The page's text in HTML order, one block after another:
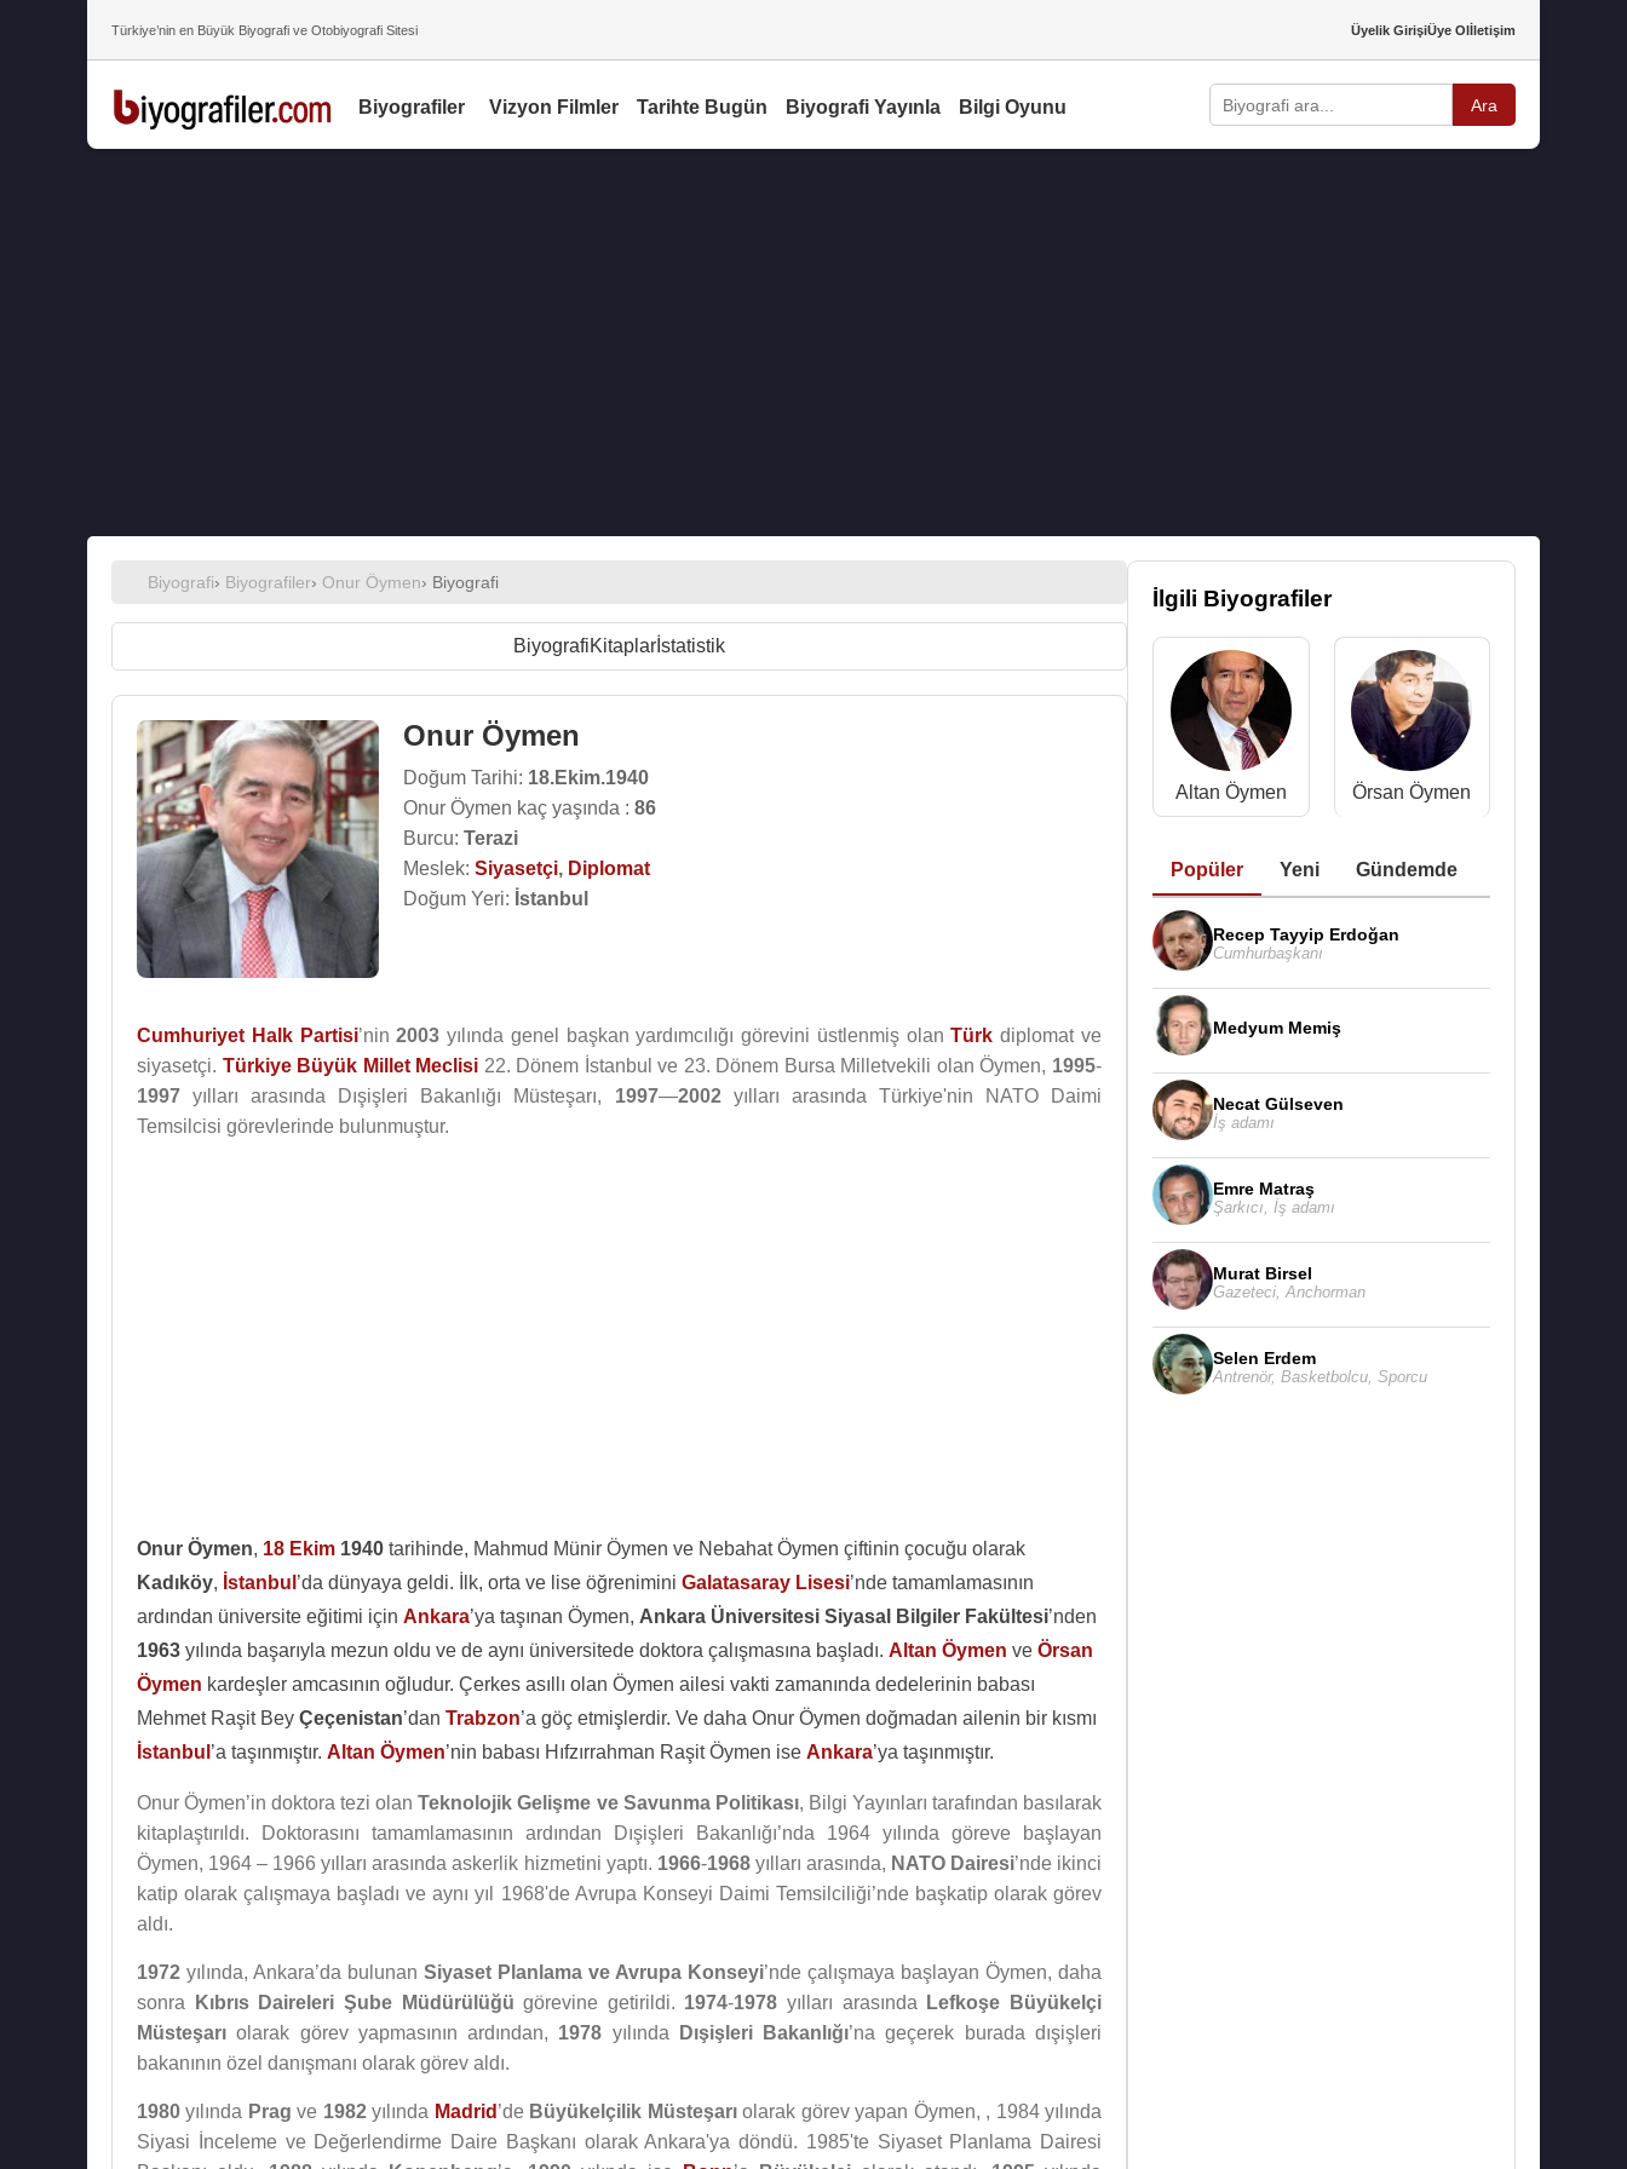
Türkiye’nin en Büyük Biyografi ve Otobiyografi Sitesi Üyelik GirişiÜye Olİletişim
Biyografiler Vizyon Filmler Tarihte Bugün Biyografi Yayınla Bilgi Oyunu Ara
Biyografi› Biyografiler› Onur Öymen› Biyografi
BiyografiKitaplar İstatistik
Onur Öymen
Doğum Tarihi: 18.Ekim.1940
Onur Öymen kaç yaşında : 86
Burcu: Terazi
Meslek: Siyasetçi, Diplomat
Doğum Yeri: İstanbul
Cumhuriyet Halk Partisi’nin2003 yılında genel başkan yardımcılığı görevini üstlenmiş olanTürk diplomat ve
siyasetçi. Türkiye Büyük Millet Meclisi 22. Dönem İstanbul ve 23. Dönem Bursa Milletvekili olan Öymen, 1995-
1997 yılları arasında Dışişleri Bakanlığı Müsteşarı, 1997—2002yılları arasında Türkiye'nin NATO Daimi
Temsilcisi görevlerinde bulunmuştur.
Onur Öymen, 18 Ekim 1940 tarihinde, Mahmud Münir Öymen ve Nebahat Öymen çiftinin çocuğu olarak
Kadıköy, İstanbul ’da dünyaya geldi. İlk, orta ve lise öğrenimini Galatasaray Lisesi’nde tamamlamasının
ardından üniversite eğitimi için Ankara’ya taşınan Öymen, Ankara Üniversitesi Siyasal Bilgiler Fakültesi’nden
1963 yılında başarıyla mezun oldu ve de aynı üniversitede doktora çalışmasına başladı. Altan Öymen ve Örsan
Öymen kardeşler amcasının oğludur. Çerkes asıllı olan Öymen ailesi vakti zamanında dedelerinin babası
Mehmet Raşit Bey Çeçenistan’dan Trabzon’a göç etmişlerdir. Ve daha Onur Öymen doğmadan ailenin bir kısmı
İstanbul ’a taşınmıştır. Altan Öymen’nin babası Hıfzırrahman Raşit Öymen ise Ankara’ya taşınmıştır.
Onur Öymen’in doktora tezi olanTeknolojik Gelişme ve Savunma Politikası, Bilgi Yayınları tarafından basılarak
kitaplaştırıldı. Doktorasını tamamlamasının ardından Dışişleri Bakanlığı’nda 1964 yılında göreve başlayan
Öymen, 1964 – 1966 yılları arasında askerlik hizmetini yaptı. 1966-1968yılları arasında, NATO Dairesi’nde ikinci
katip olarak çalışmaya başladı ve aynı yıl 1968'de Avrupa Konseyi Daimi Temsilciliği’nde başkatip olarak görev
aldı.
1972 yılında, Ankara’da bulunan Siyaset Planlama ve Avrupa Konseyi’nde çalışmaya başlayan Öymen, daha
sonra
Kıbrıs Daireleri Şube Müdürülüğü görevine getirildi. 1974-1978 yılları arasında
Lefkoşe Büyükelçi
Müsteşarı olarak görev yapmasının ardından, 1978 yılında Dışişleri Bakanlığı’na geçerek burada dışişleri
bakanının özel danışmanı olarak görev aldı.
1980 yılında Prag ve 1982yılında Madrid ’de Büyükelçilik Müsteşarıolarak görev yapan Öymen, , 1984 yılında
Siyasi İnceleme ve Değerlendirme Daire Başkanı olarak Ankara'ya döndü. 1985'te Siyaset Planlama Dairesi
İlgili Biyografiler
Altan Öymen Örsan Öymen
Popüler Yeni Gündemde
Recep Tayyip Erdoğan
Cumhurbaşkanı
Medyum Memiş
Necat Gülseven
İş adamı
Emre Matraş
Şarkıcı İş adamı
Murat Birsel
Gazeteci Anchorman
Selen Erdem
Antrenör, Basketbolcu Sporcu